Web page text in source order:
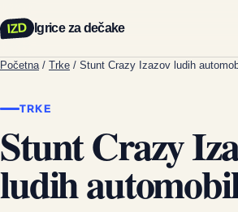
IZD Igrice za dečake
Početna / Trke / Stunt Crazy Izazov ludih
TRKE
Stunt Crazy
ludih